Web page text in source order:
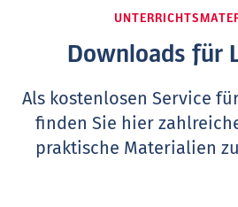
Downloads für
Als kostenlosen Service
finden Sie hier
praktische Materialien zu